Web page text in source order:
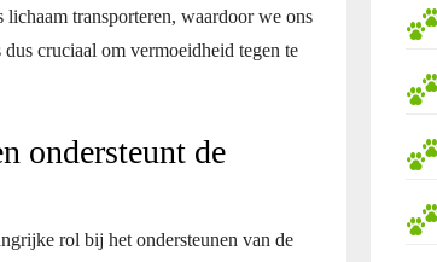
transporteren, waardoor we ons
cruciaal om vermoeidheid tegen te
ondersteunt de
rol bij het ondersteunen van de